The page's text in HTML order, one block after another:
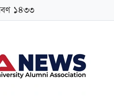
১৪৩৩